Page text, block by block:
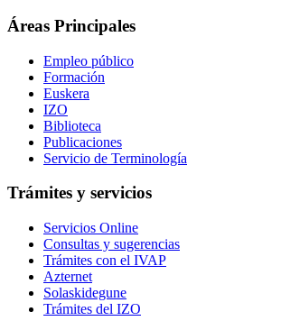
Áreas Principales
Empleo público
Formación
Euskera
IZO
Biblioteca
Publicaciones
Servicio de Terminología
Trámites y servicios
Servicios Online
Consultas y sugerencias
Trámites con el IVAP
Azternet
Solaskidegune
Trámites del IZO